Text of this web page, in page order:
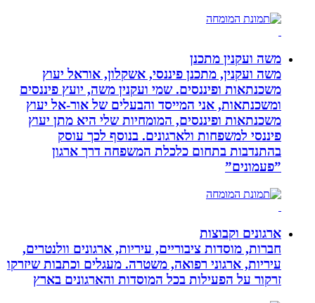
משה ועקנין מתכנן
משה ועקנין, מתכנן פיננסי, אשקלון, אוראל יעוץ
משכנתאות ופיננסים. שמי ועקנין משה, יועץ פיננסים
ומשכנתאות, אני המייסד והבעלים של אור-אל יעוץ
משכנתאות ופיננסים, המומחיות שלי היא מתן יעוץ
פיננסי למשפחות ולארגונים. בנוסף לכך עוסק
בהתנדבות בתחום כלכלת המשפחה דרך ארגון
”פעמונים”
ארגונים וקבוצות
חברות, מוסדות ציבוריים, עיריות, ארגונים וולנטרים,
עיריות, ארגוני רפואה, משטרה. מעגלים וכתבות שיזרקו
זרקור על הפעילות בכל המוסדות והארגונים בארץ